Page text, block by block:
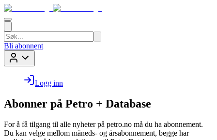
Bli abonnent
Logg inn
Abonner på Petro + Database
For å få tilgang til alle nyheter på petro.no må du ha abonnement.
Du kan velge mellom måneds- og årsabonnement, begge har